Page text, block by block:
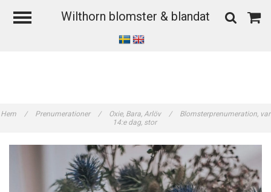
Wilthorn blomster & blandat
Hem / Prenumerationer / Oxie, Bara, Arlöv /
Blomsterprenumeration, var
14:e dag, stor